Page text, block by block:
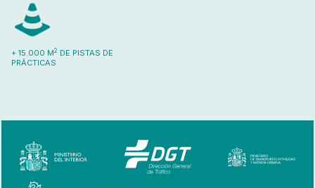
+ 15.000 M2 DE PISTAS DE
PRÁCTICAS